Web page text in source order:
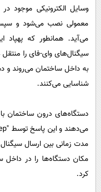
وسایل الکترونیکی موجود
معمولی نصب می‌شود و سپس
سیگنال‌های وای‌-فای را منتقل
به داخل ساختمان می‌روند و
شناسایی می‌کنند.
دستگاه‌های درون ساختمان با
مدت زمانی بین ارسال سیگنال
مکان دستگاه‌ها را در
کرد.